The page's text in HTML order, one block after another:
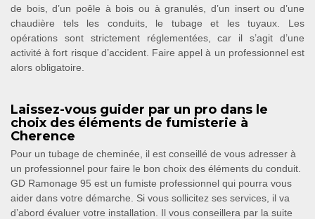
de bois, d’un poêle à bois ou à granulés, d’un insert ou d’une
chaudière tels les conduits, le tubage et les tuyaux. Les
opérations sont strictement réglementées, car il s’agit d’une
activité à fort risque d’accident. Faire appel à un professionnel est
alors obligatoire.
Laissez-vous guider par un pro dans le
choix des éléments de fumisterie à
Cherence
Pour un tubage de cheminée, il est conseillé de vous adresser à
un professionnel pour faire le bon choix des éléments du conduit.
GD Ramonage 95 est un fumiste professionnel qui pourra vous
aider dans votre démarche. Si vous sollicitez ses services, il va
d’abord évaluer votre installation. Il vous conseillera par la suite